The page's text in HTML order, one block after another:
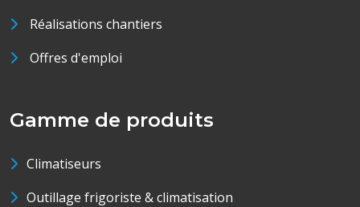
Réalisations chantiers
Offres d'emploi
Gamme de produits
Climatiseurs
Outillage frigoriste & climatisation